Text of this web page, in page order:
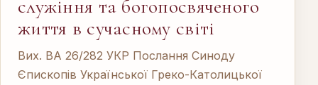
служіння та богопосвяченого
життя в сучасному світі
Вих. ВА 26/282 УКР Послання Синоду
Єпископів Української Греко-Католицької